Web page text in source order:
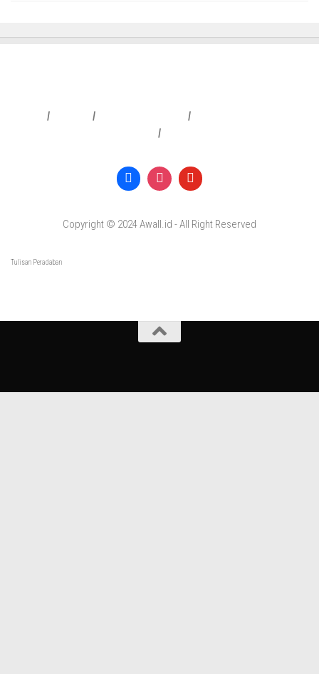
| | |
|
Copyright © 2024 Awall.id - All Right Reserved
Tulisan Peradaban